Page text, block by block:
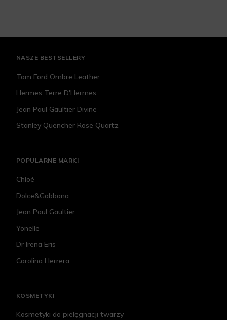
NASZE BESTSELLERY
Tom Ford Ombre Leather
Hermes Terre D'Hermes
Jean Paul Gaultier Divine
Stanley Quencher Rose Quartz
POPULARNE MARKI
Chloé
Dolce&Gabbana
Jean Paul Gaultier
Yonelle
Dr Irena Eris
Carolina Herrera
KOSMETYKI
Kosmetyki do pielęgnacji twarzy